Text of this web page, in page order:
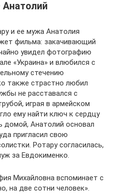
и ее мужа Анатолия
фильма: закачивающий
увидел фотографию
«Украина» и влюбился с
стечению
также страстно любил
не расставался с
играя в армейском
ему найти ключ к сердцу
домой, Анатолий основал
пригласил свою
Ротару согласилась,
за Евдокименко.
Михайловна вспоминает с
на две сотни человек».